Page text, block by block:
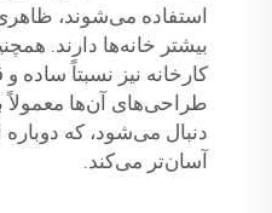
استفاده می‌شوند،
بیشتر خانه‌ها دارند.
کارخانه نیز نسبتاً ساده
طراحی‌های آن‌ها
دنبال می‌شود، که دوباره
آسان‌تر می‌کند.